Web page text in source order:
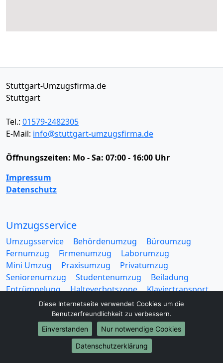
Stuttgart-Umzugsfirma.de
Stuttgart
Tel.: 01579-2482305
E-Mail: info@stuttgart-umzugsfirma.de
Öffnungszeiten: Mo - Sa: 07:00 - 16:00 Uhr
Impressum
Datenschutz
Umzugsservice
Umzugsservice Behördenumzug
Büroumzug
Fernumzug
Firmenumzug
Laborumzug
Mini Umzug
Praxisumzug
Privatumzug
Seniorenumzug
Studentenumzug
Beiladung
Entrümpelung
Halteverbotszone
Klaviertransport
Möbellift
Haushaltsauflösung
Möbeltaxi
Möbelmitfahrzentrale
Umzugskartons
Diese Internetseite verwendet Cookies um die
Benutzerfreundlichkeit zu verbessern.
Einverstanden
Nur notwendige Cookies
Datenschutzerklärung